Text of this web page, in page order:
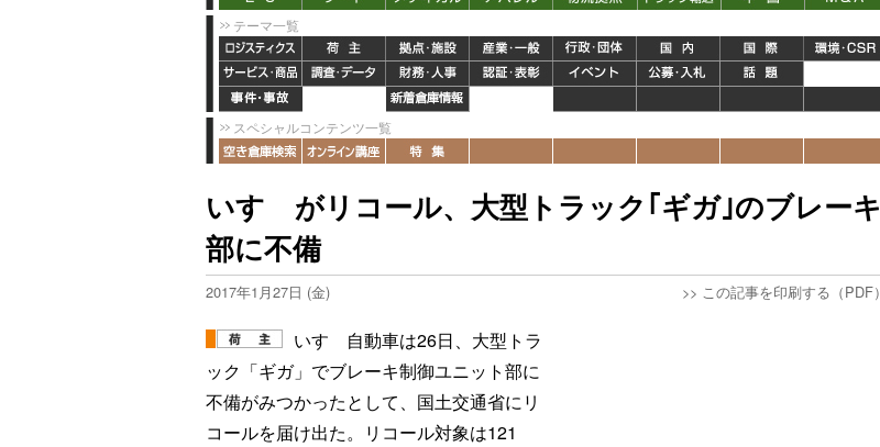
テーマ一覧
スペシャルコンテンツ一覧
いすゞがリコール、大型トラック｢ギガ｣のブレーキ
部に不備
2017年1月27日 (金) >> この記事を印刷する（PDF）
いすゞ自動車は26日、大型トラ
ック「ギガ」でブレーキ制御ユニット部に
不備がみつかったとして、国土交通省にリ
コールを届け出た。リコール対象は121